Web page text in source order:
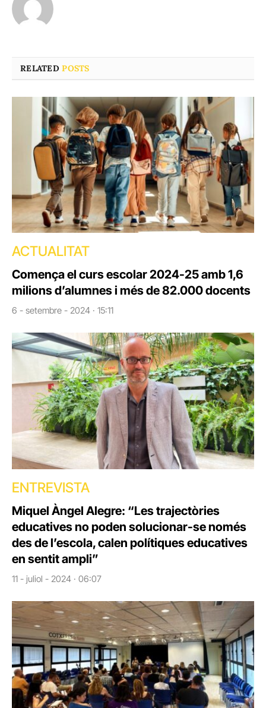
RELATEDPOSTS
ACTUALITAT
Comença el curs escolar 2024-25 amb 1,6
milions d’alumnes i més de 82.000 docents
6 - setembre - 2024 · 15:11
ENTREVISTA
Miquel Àngel Alegre: “Les trajectòries
educatives no poden solucionar-se només
des de l’escola, calen polítiques educatives
en sentit ampli”
11 - juliol - 2024 · 06:07